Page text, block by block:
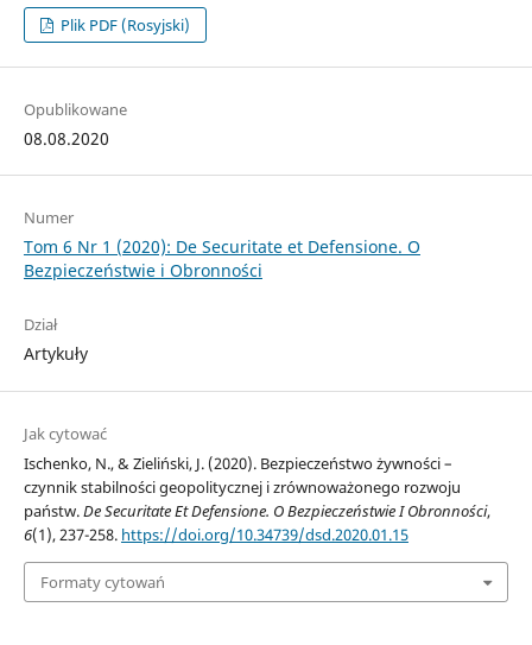
Plik PDF (Rosyjski)
Opublikowane
08.08.2020
Numer
Tom 6 Nr 1 (2020): De Securitate et Defensione. O
Bezpieczeństwie i Obronności
Dział
Artykuły
Jak cytować
Ischenko, N., & Zieliński, J. (2020). Bezpieczeństwo żywności –
czynnik stabilności geopolitycznej i zrównoważonego rozwoju
państw.De Securitate Et Defensione. O Bezpieczeństwie I Obronności,
6(1), 237-258. https://doi.org/10.34739/dsd.2020.01.15
Formaty cytowań